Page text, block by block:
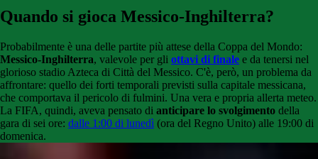
Quando si gioca Messico-Inghilterra?
Probabilmente è una delle partite più attese della Coppa del Mondo:
Messico-Inghilterra, valevole per gli ottavi di finale e da tenersi nel
glorioso stadio Azteca di Città del Messico. C'è, però, un problema da
affrontare: quello dei forti temporali previsti sulla capitale messicana,
che comportava il pericolo di fulmini. Una vera e propria allerta meteo.
La FIFA, quindi, aveva pensato di anticipare lo svolgimento della
gara di sei ore: dalle 1:00 di lunedì (ora del Regno Unito) alle 19:00 di
domenica.